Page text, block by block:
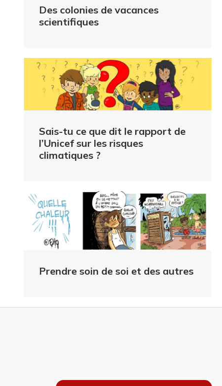
Des colonies de vacances
scientifiques
Sais-tu ce que dit le rapport de
l’Unicef sur les risques
climatiques ?
Prendre soin de soi et des autres